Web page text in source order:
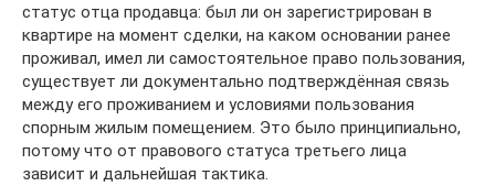
статус отца продавца: был ли он зарегистрирован в
квартире на момент сделки, на каком основании ранее
проживал, имел ли самостоятельное право пользования,
существует ли документально подтверждённая связь
между его проживанием и условиями пользования
спорным жилым помещением. Это было принципиально,
потому что от правового статуса третьего лица
зависит и дальнейшая тактика.